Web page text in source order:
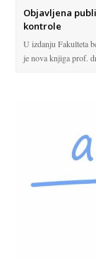
Objavljena
kontrole
U izdanju Fakulteta
je nova knjiga prof.